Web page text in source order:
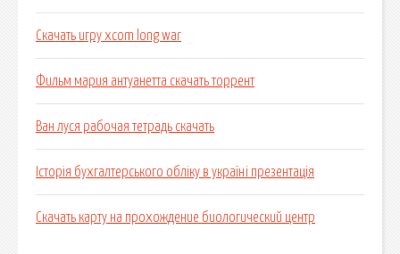
Скачать игру xcom long war
Фильм мария антуанетта скачать торрент
Ван луся рабочая тетрадь скачать
Історія бухгалтерського обліку в україні презентація
Скачать карту на прохождение биологический центр